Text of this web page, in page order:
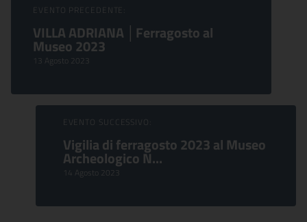
EVENTO PRECEDENTE:
VILLA ADRIANA │Ferragosto al
Museo 2023
13 Agosto 2023
EVENTO SUCCESSIVO:
Vigilia di ferragosto 2023 al Museo
Archeologico N...
14 Agosto 2023